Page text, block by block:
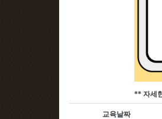
** 자세
교육날짜